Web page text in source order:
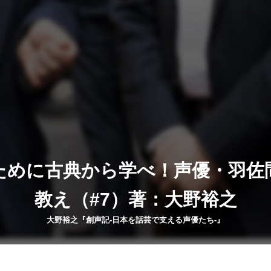
めに古典から学べ！声優・羽佐
教え（#7）著：大野裕之
大野裕之『創声記-日本を話芸で支える声優たち-』